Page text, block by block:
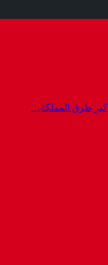
طرق المملكة…